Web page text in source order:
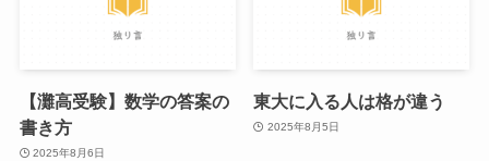
【灘高受験】数学の答案の
書き方
2025年8月6日
東大に入る人は格が違う
2025年8月5日